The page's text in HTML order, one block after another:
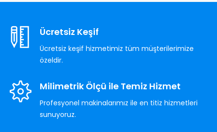
Ücretsiz Keşif
Ücretsiz keşif hizmetimiz tüm müşterilerimize
özeldir.
Milimetrik Ölçü ile Temiz Hizmet
Profesyonel makinalarımız ile en titiz hizmetleri
sunuyoruz.